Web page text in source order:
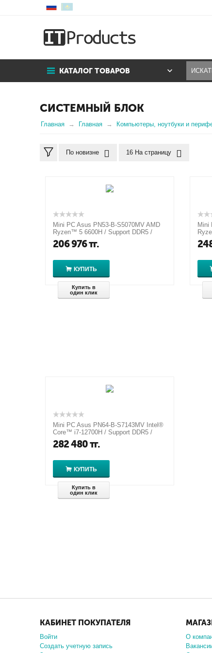
КАТАЛОГ ТОВАРОВ
СИСТЕМНЫЙ БЛОК
Главная Главная Компьютеры, ноутбуки и
По новизне 16 На страницу
Mini PC Asus PN53-B-S5070MV AMD
Ryzen™ 5 6600H / Support DDR5 /
Integrated - Radeon™ Graphics
206 976тг.
КУПИТЬ
Купить в
один клик
Mini
Mini PC Asus PN64-B-S7143MV Intel®
Core™ i7-12700H / Support DDR5 /
UHD for 12th Gen Intel®
282 480тг.
КУПИТЬ
Купить в
один клик
КАБИНЕТ ПОКУПАТЕЛЯ
Войти
Создать учетную запись
О